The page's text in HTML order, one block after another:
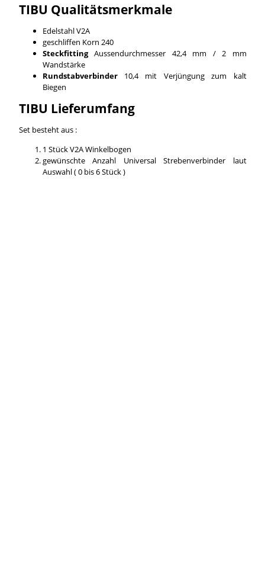
TIBU Qualitätsmerkmale
Edelstahl V2A
geschliffen Korn 240
SteckfittingAussendurchmesser 42,4 mm / 2 mm
Wandstärke
Rundstabverbinder10,4 mit Verjüngung zum kalt
Biegen
TIBU Lieferumfang
Set besteht aus :
1 Stück V2A Winkelbogen
gewünschte Anzahl Universal Strebenverbinder laut
Auswahl ( 0 bis 6 Stück )